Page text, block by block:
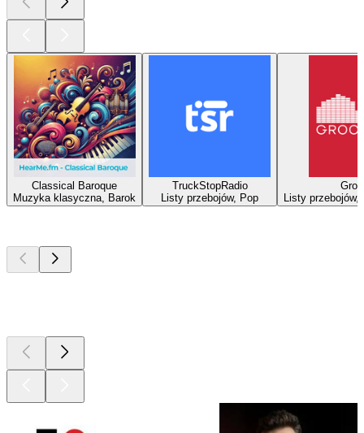
Classical Baroque
Muzyka klasyczna, Barok
TruckStopRadio
Listy przebojów, Pop
Listy